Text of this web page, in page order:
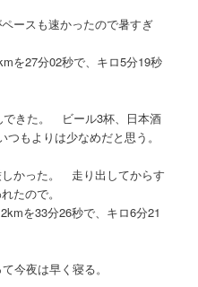
ースも速かったので暑すぎ
を27分02秒で、キロ5分19秒
できた。 ビール3杯、日本酒
もよりは少なめだと思う。
かった。 走り出してからす
たので。
を33分26秒で、キロ6分21
今夜は早く寝る。